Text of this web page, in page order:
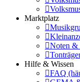
Marktplatz
Noten &
Hilfe & Wissen
FAQ